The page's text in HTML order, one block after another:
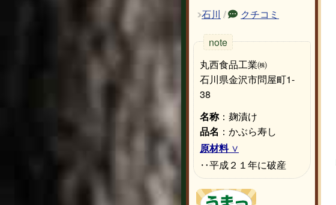
石川 / クチコミ
丸西食品工業㈱
石川県金沢市問屋町1-
38
名称：麹漬け
品名 ：かぶら寿し
原材料
‥平成２１年に破産